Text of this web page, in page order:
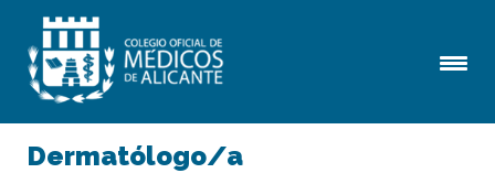
Dermatólogo/a